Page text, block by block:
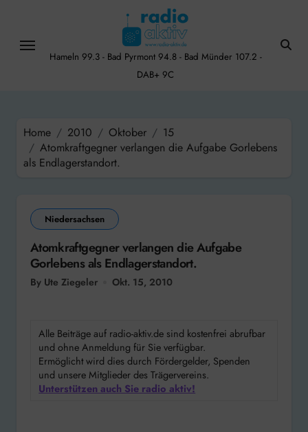
content
Hameln 99.3 - Bad Pyrmont 94.8 - Bad Münder 107.2 -
DAB+ 9C
Home 2010 Oktober
15
Atomkraftgegner verlangen die Aufgabe Gorlebens
als Endlagerstandort.
Niedersachsen
Atomkraftgegner verlangen die Aufgabe
Gorlebens als Endlagerstandort.
By Ute Ziegeler Okt. 15, 2010
Alle Beiträge auf radio-aktiv.de sind kostenfrei abrufbar
und ohne Anmeldung für Sie verfügbar.
Ermöglicht wird dies durch Fördergelder, Spenden
und unsere Mitglieder des Trägervereins.
Unterstützen auch Sie radio aktiv!